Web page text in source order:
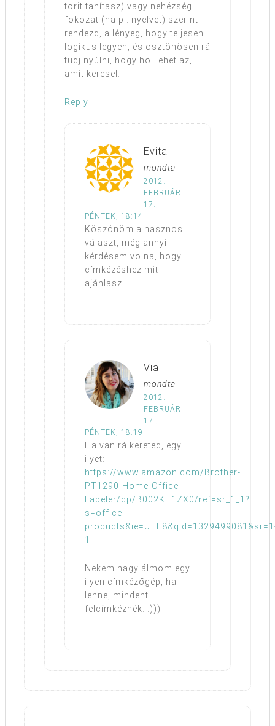
törit tanítasz) vagy nehézségi
fokozat (ha pl. nyelvet) szerint
rendezd, a lényeg, hogy teljesen
logikus legyen, és ösztönösen rá
tudj nyúlni, hogy hol lehet az,
amit keresel.
Reply
Evita
mondta
2012.
FEBRUÁR
17.,
PÉNTEK, 18:14
Köszönöm a hasznos
választ, még annyi
kérdésem volna, hogy
címkézéshez mit
ajánlasz.
Via
mondta
2012.
FEBRUÁR
17.,
PÉNTEK, 18:19
Ha van rá kereted, egy
ilyet:
https://www.amazon.com/Brother-
PT1290-Home-Office-
Labeler/dp/B002KT1ZX0/ref=sr_1_1?
s=office-
1
Nekem nagy álmom egy
ilyen címkézőgép, ha
lenne, mindent
felcímkéznék. :)))